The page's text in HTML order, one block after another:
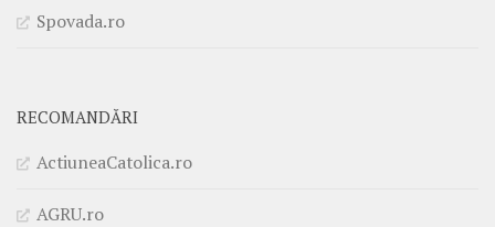
Spovada.ro
RECOMANDĂRI
ActiuneaCatolica.ro
AGRU.ro